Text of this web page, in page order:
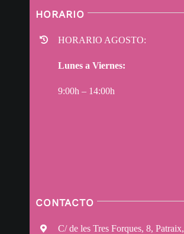
HORARIO
HORARIO AGOSTO:
Lunes a Viernes:
9:00h – 14:00h
CONTACTO
C/ de les Tres Forques, 8, Patraix,